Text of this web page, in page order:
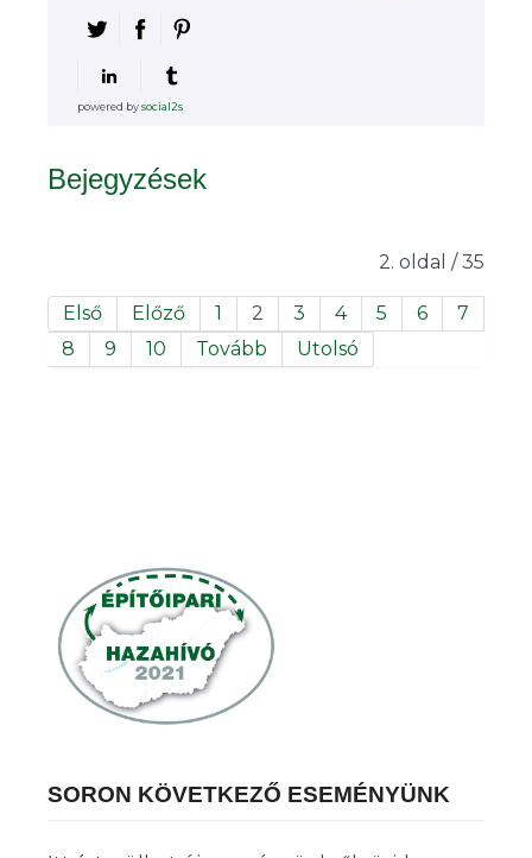
powered bysocial2s
Bejegyzések
2. oldal / 35
Első Előző 1 2 3 4 5 6
7
8
9 10 Tovább Utolsó
SORON KÖVETKEZŐ ESEMÉNYÜNK